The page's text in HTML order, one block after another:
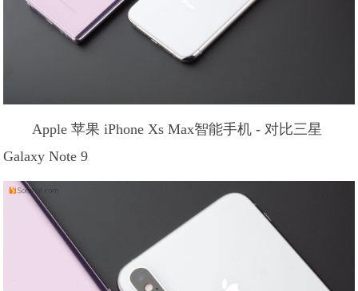
Apple 苹果 iPhone Xs Max智能手机 - 对比三星
Galaxy Note 9